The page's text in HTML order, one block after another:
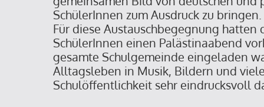
SchülerInnen zum Ausdruck zu bringen.
Für diese Austauschbegegnung hatten
SchülerInnen einen Palästinaabend
gesamte Schulgemeinde eingeladen
Alltagsleben in Musik, Bildern und
Schulöffentlichkeit sehr eindrucksvoll